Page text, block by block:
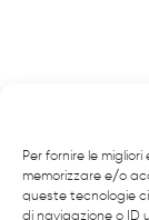
Per fornire le
memorizzare e/o
queste tecnologie
di navigazione o ID